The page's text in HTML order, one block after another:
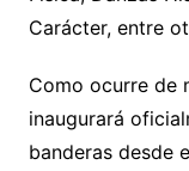
Carácter, entre
Como ocurre de
inaugurará
banderas desde